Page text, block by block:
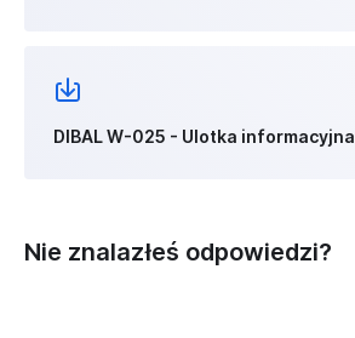
DIBAL W-025 - Ulotka informacyjna
Nie znalazłeś odpowiedzi?